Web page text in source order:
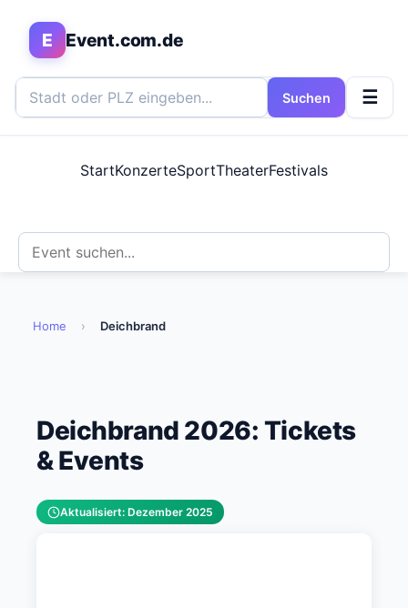
E Event.com.de
Suchen ☰
StartKonzerteSportTheaterFestivals
Home › Deichbrand
Deichbrand 2026: Tickets
& Events
Aktualisiert: Dezember 2025